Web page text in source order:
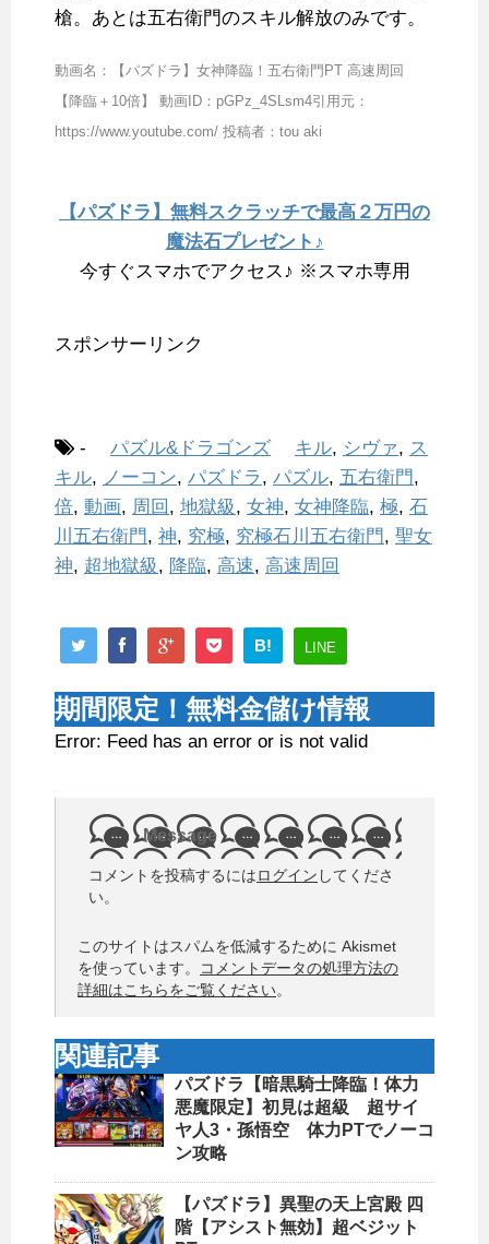
槍。あとは五右衛門のスキル解放のみです。
動画名：【パズドラ】女神降臨！五右衛門PT 高速周回
【降臨＋10倍】 動画ID：pGPz_4SLsm4引用元：
https://www.youtube.com/ 投稿者：tou aki
【パズドラ】無料スクラッチで最高２万円の
魔法石プレゼント♪
今すぐスマホでアクセス♪ ※スマホ専用
スポンサーリンク
- パズル&ドラゴンズ キル, シヴァ, ス
キル, ノーコン, パズドラ , パズル, 五右衛門,
倍, 動画, 周回 , 地獄級, 女神, 女神降臨, 極, 石
川五右衛門, 神, 究極, 究極石川五右衛門, 聖女
神, 超地獄級, 降臨, 高速, 高速周回
B! LINE
期間限定！無料金儲け情報
Error: Feed has an error or is not valid
Message
コメントを投稿するにはログイン してくださ
い。
このサイトはスパムを低減するために Akismet
を使っています。
コメントデータの処理方法の
詳細はこちらをご覧ください。
関連記事
パズドラ【暗黒騎士降臨！体力
悪魔限定】初見は超級 超サイ
ヤ人3・孫悟空 体力PTでノーコ
ン攻略
【パズドラ】異聖の天上宮殿 四
階【アシスト無効】超ベジット